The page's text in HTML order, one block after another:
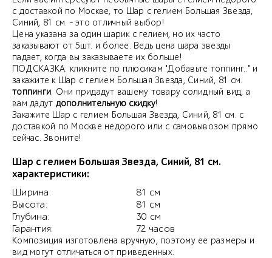
с доставкой по Москве, то Шар с гелием Большая Звезда,
Синий, 81 см. - это отличный выбор!
Цена указана за один шарик с гелием, но их часто
заказывают от 5шт. и более. Ведь цена шара звезды
падает, когда вы заказываете их больше!
ПОДСКАЗКА: кликните по плюсикам "Добавьте топпинг.." и
закажите к Шар с гелием Большая Звезда, Синий, 81 см.
топпинги. Они придадут вашему товару солидный вид, а
вам дадут дополнительную скидку!
Закажите Шар с гелием Большая Звезда, Синий, 81 см. с
доставкой по Москве недорого или с самовывозом прямо
сейчас. Звоните!
Шар с гелием Большая Звезда, Синий, 81 см.
характеристики:
Ширина:
Высота:
Глубина:
Гарантия:
81 см
81 см
30 см
72 часов
Композиция изготовлена вручную, поэтому ее размеры и
вид могут отличаться от приведенных.